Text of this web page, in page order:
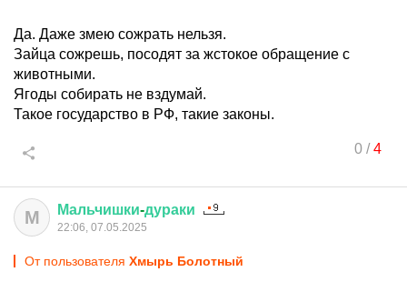
Да. Даже змею сожрать нельзя.
Зайца сожрешь, посодят за жстокое обращение с
животными.
Ягоды собирать не вздумай.
Такое государство в РФ, такие законы.
0/4
М Мальчишки-дураки
22:06, 07.05.2025
От пользователя Хмырь Болотный